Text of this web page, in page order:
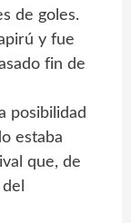
de goles.
y fue
fin de
posibilidad
estaba
que, de